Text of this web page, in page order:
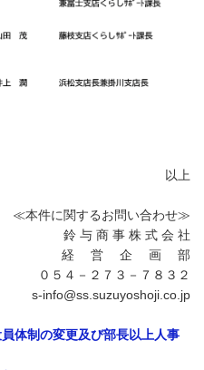
以上
≪本件に関するお問い合わせ≫
鈴 与 商 事 株 式 会 社
経 営
企
画 部
０５４－２７３－７８３２
s-info@ss.suzuyoshoji.co.jp
体制の変更及び部長以上人事